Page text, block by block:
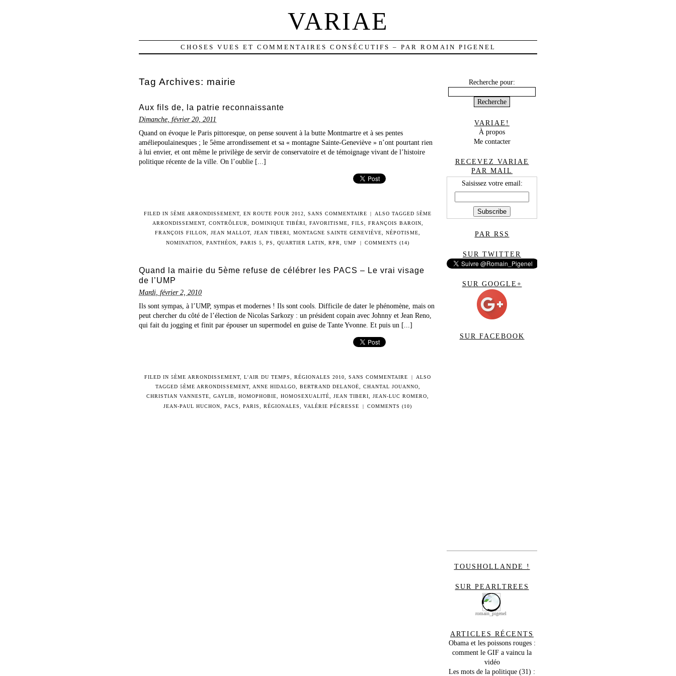
VARIAE
CHOSES VUES ET COMMENTAIRES CONSÉCUTIFS – PAR ROMAIN PIGENEL
Tag Archives: mairie
Aux fils de, la patrie reconnaissante
Dimanche, février 20, 2011
Quand on évoque le Paris pittoresque, on pense souvent à la butte Montmartre et à ses pentes
améliepoulainesques ; le 5ème arrondissement et sa « montagne Sainte-Geneviève » n’ont pourtant rien
à lui envier, et ont même le privilège de servir de conservatoire et de témoignage vivant de l’histoire
politique récente de la ville. On l’oublie [...]
FILED IN 5ÈME ARRONDISSEMENT, EN ROUTE POUR 2012 SANS COMMENTAIRE | ALSO TAGGED5ÈME
ARRONDISSEMENT, CONTRÔLEUR DOMINIQUE TIBÉRI FAVORITISME FILS FRANÇOIS BAROIN
FRANÇOIS FILLON
JEAN MALLOT JEAN TIBERI MONTAGNE SAINTE GENEVIÈVE NÉPOTISME
NOMINATION
,PANTHÉON ,PARIS 5 ,PS ,QUARTIER LATIN ,RPR ,UMP | COMMENTS (14)
Quand la mairie du 5ème refuse de célébrer les PACS – Le vrai visage
de l’UMP
Mardi, février 2, 2010
Ils sont sympas, à l’UMP, sympas et modernes ! Ils sont cools. Difficile de dater le phénomène, mais on
peut chercher du côté de l’élection de Nicolas Sarkozy : un président copain avec Johnny et Jean Reno,
qui fait du jogging et finit par épouser un supermodel en guise de Tante Yvonne. Et puis un [...]
FILED IN5ÈME ARRONDISSEMENT ,L'AIR DU TEMPS ,RÉGIONALES 2010 ,SANS COMMENTAIRE |
ALSO
TAGGED 5ÈME ARRONDISSEMENT, ANNE HIDALGO BERTRAND DELANOË CHANTAL JOUANNO
CHRISTIAN VANNESTE
GAYLIB HOMOPHOBIE HOMOSEXUALITÉ JEAN TIBERI JEAN-LUC ROMERO
JEAN-PAUL HUCHON
,PACS ,PARIS ,RÉGIONALES ,VALÉRIE PÉCRESSE | COMMENTS (10)
Recherche pour:
VARIAE!
À propos
Me contacter
RECEVEZ VARIAE
PAR MAIL
Saisissez votre email:
PAR RSS
SUR TWITTER
SUR GOOGLE+
SUR FACEBOOK
TOUSHOLLANDE !
SUR PEARLTREES
romain_pigenel
ARTICLES RÉCENTS
Obama et les poissons rouges :
comment le GIF a vaincu la
vidéo
Les mots de la politique (31) :